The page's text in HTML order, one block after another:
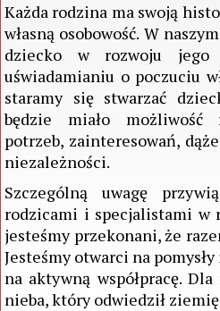
Każda rodzina ma swoją
własną osobowość. W
dziecko w rozwoju jego
uświadamianiu o poczuciu
staramy się stwarzać
będzie miało możliwość
potrzeb, zainteresowań,
niezależności.
Szczególną uwagę
rodzicami i specjalistami w
jesteśmy przekonani, że
Jesteśmy otwarci na
na aktywną współpracę.
nieba, który odwiedził